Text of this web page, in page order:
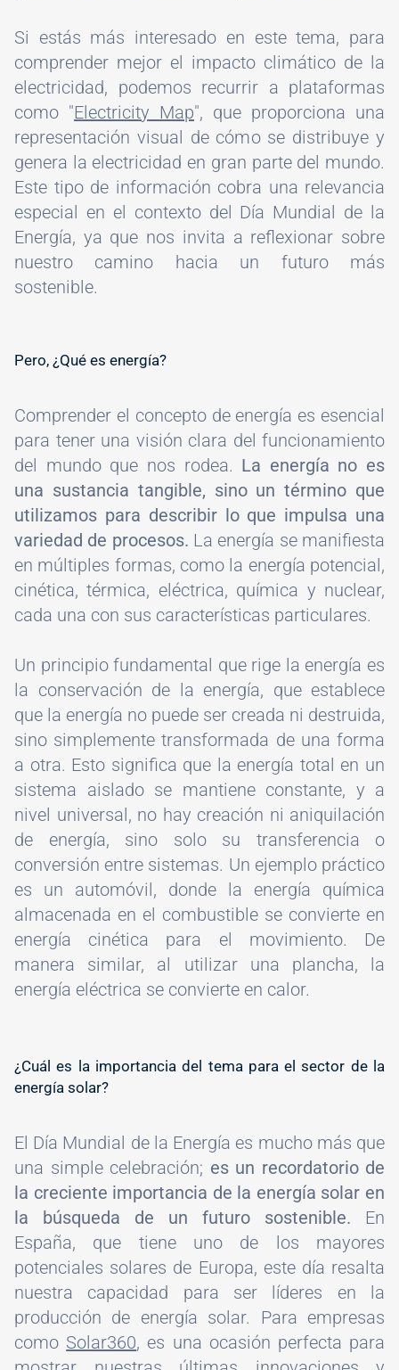
Si estás más interesado en este tema, para
comprender mejor el impacto climático de la
electricidad, podemos recurrir a plataformas
como "Electricity Map", que proporciona una
representación visual de cómo se distribuye y
genera la electricidad en gran parte del mundo.
Este tipo de información cobra una relevancia
especial en el contexto del Día Mundial de la
Energía, ya que nos invita a reflexionar sobre
nuestro camino hacia un futuro más
sostenible.
Pero, ¿Qué es energía?
Comprender el concepto de energía es esencial
para tener una visión clara del funcionamiento
del mundo que nos rodea. La energía no es
una sustancia tangible, sino un término que
utilizamos para describir lo que impulsa una
variedad de procesos. La energía se manifiesta
en múltiples formas, como la energía potencial,
cinética, térmica, eléctrica, química y nuclear,
cada una con sus características particulares.
Un principio fundamental que rige la energía es
la conservación de la energía, que establece
que la energía no puede ser creada ni destruida,
sino simplemente transformada de una forma
a otra. Esto significa que la energía total en un
sistema aislado se mantiene constante, y a
nivel universal, no hay creación ni aniquilación
de energía, sino solo su transferencia o
conversión entre sistemas. Un ejemplo práctico
es un automóvil, donde la energía química
almacenada en el combustible se convierte en
energía cinética para el movimiento. De
manera similar, al utilizar una plancha, la
energía eléctrica se convierte en calor.
¿Cuál es la importancia del tema para el sector de la
energía solar?
El Día Mundial de la Energía es mucho más que
una simple celebración; es un recordatorio de
la creciente importancia de la energía solar en
la búsqueda de un futuro sostenible. En
España, que tiene uno de los mayores
potenciales solares de Europa, este día resalta
nuestra capacidad para ser líderes en la
producción de energía solar. Para empresas
como Solar360, es una ocasión perfecta para